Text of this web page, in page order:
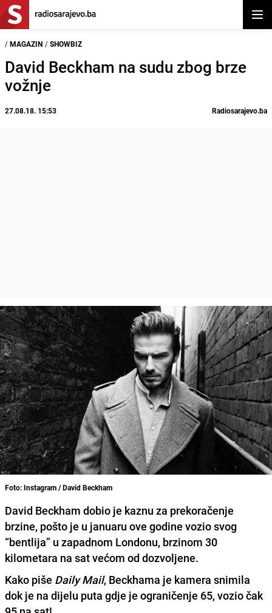
/ MAGAZIN / SHOWBIZ
David Beckham na sudu zbog brze
vožnje
27.08.18. 15:53 Radiosarajevo.ba
Foto: Instagram / David Beckham
David Beckham dobio je kaznu za prekoračenje
brzine, pošto je u januaru ove godine vozio svog
“bentlija” u zapadnom Londonu, brzinom 30
kilometara na sat većom od dozvoljene.
Kako piše Daily Mail, Beckhama je kamera snimila
dok je na dijelu puta gdje je ograničenje 65, vozio čak